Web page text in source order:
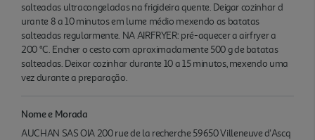
salteadas ultracongeladas na frigideira quente. Deigar cozinhar d
urante 8 a 10 minutos em lume médio mexendo as batatas
salteadas regularmente. NA AIRFRYER: pré-aquecer a airfryer a
200 °C. Encher o cesto com aproximadamente 500 g de batatas
salteadas. Deixar cozinhar durante 10 a 15 minutos, mexendo uma
vez durante a preparação.
Nome e Morada
AUCHAN SAS OIA 200 rue de la recherche 59650 Villeneuve d'Ascq